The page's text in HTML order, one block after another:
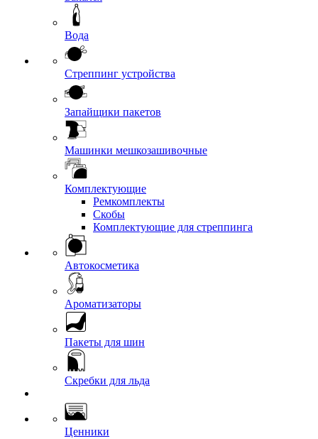
Вода
Стреппинг устройства
Запайщики пакетов
Машинки мешкозашивочные
Комплектующие
Ремкомплекты
Скобы
Комплектующие для стреппинга
Автокосметика
Ароматизаторы
Пакеты для шин
Скребки для льда
Ценники